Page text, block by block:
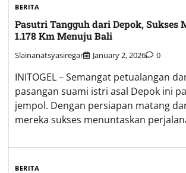
BERITA
Pasutri Tangguh dari Depok, Sukses
1.178 Km Menuju Bali
Slainanatsyasiregar January 2, 2026 0
INITOGEL – Semangat petualangan
pasangan suami istri asal Depok ini
jempol. Dengan persiapan matang
mereka sukses menuntaskan
BERITA